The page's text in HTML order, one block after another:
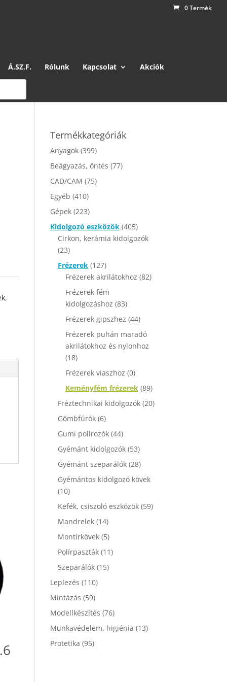
0 Termék
Á.SZ.F. Rólunk Kapcsolat Akciók
,
Termékkategóriák
Anyagok (399)
Beágyazás, öntés (77)
CAD/CAM (75)
Egyéb (410)
Gépek (223)
Kidolgozó eszközök (405)
Cirkon, kerámia kidolgozók
(23)
Frézerek (127)
Frézerek akrilátokhoz (82)
Frézerek fém
kidolgozáshoz (83)
Frézerek gipszhez (44)
Frézerek puhán maradó
akrilátokhoz és nylonhoz
(18)
Frézerek viaszhoz (0)
Keményfém frézerek (89)
Fréztechnikai kidolgozók (20)
Gömbfúrók (6)
Gumi polírozók (44)
Gyémánt kidolgozók (53)
Gyémánt szeparálók (28)
Gyémántos kidolgozó kövek
(10)
Kefék, csiszoló eszközök (59)
Mandrelek (14)
Montírkövek (5)
Polírpaszták (11)
Szeparálók (15)
Leplezés (110)
Mintázás (59)
Modellkészítés (76)
Munkavédelem, higiénia (13)
Protetika (95)